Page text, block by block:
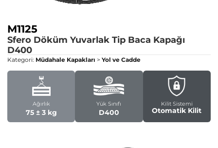
M1125
Sfero Döküm Yuvarlak Tip Baca Kapağı
D400
Kategori: Müdahale Kapakları > Yol ve Cadde
Ağırlık
75 ± 3 kg
Yük Sınıfı
D400
Kilit Sistemi
Otomatik Kilit